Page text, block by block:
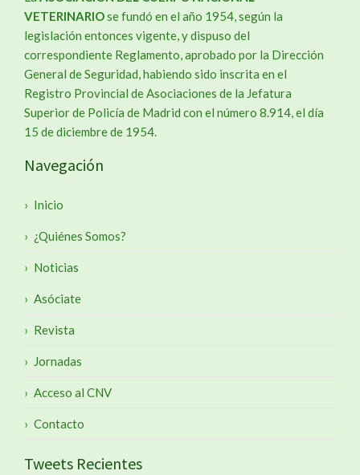
VETERINARIOse fundó en el año 1954, según la
legislación entonces vigente, y dispuso del
correspondiente Reglamento, aprobado por la Dirección
General de Seguridad, habiendo sido inscrita en el
Registro Provincial de Asociaciones de la Jefatura
Superior de Policía de Madrid con el número 8.914, el día
15 de diciembre de 1954.
Navegación
Inicio
¿Quiénes Somos?
Noticias
Asóciate
Revista
Jornadas
Acceso al CNV
Contacto
Tweets Recientes